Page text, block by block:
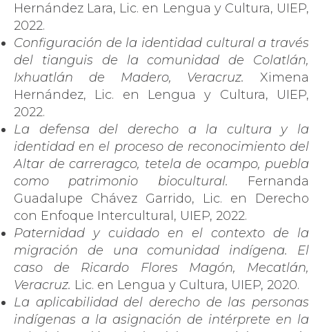
Hernández Lara, Lic. en Lengua y Cultura, UIEP,
2022.
Configuración de la identidad cultural a través
del tianguis de la comunidad de Colatlán,
Ixhuatlán de Madero, Veracruz. Ximena
Hernández, Lic. en Lengua y Cultura, UIEP,
2022.
La defensa del derecho a la cultura y la
identidad en el proceso de reconocimiento del
Altar de carreragco, tetela de ocampo, puebla
como patrimonio biocultural. Fernanda
Guadalupe Chávez Garrido, Lic. en Derecho
con Enfoque Intercultural, UIEP, 2022.
Paternidad y cuidado en el contexto de la
migración de una comunidad indígena. El
caso de Ricardo Flores Magón, Mecatlán,
Veracruz. Lic. en Lengua y Cultura, UIEP, 2020.
La aplicabilidad del derecho de las personas
indígenas a la asignación de intérprete en la